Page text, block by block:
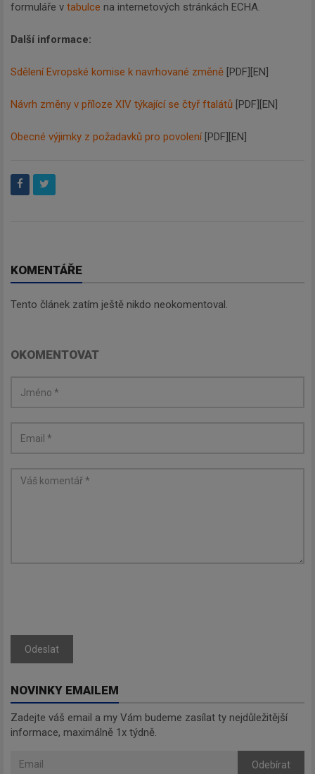
formuláře v tabulce na internetových stránkách ECHA.
Další informace:
Sdělení Evropské komise k navrhované změně [PDF][EN]
Návrh změny v příloze XIV týkající se čtyř ftalátů [PDF][EN]
Obecné výjimky z požadavků pro povolení[PDF][EN]
KOMENTÁŘE
Tento článek zatím ještě nikdo neokomentoval.
OKOMENTOVAT
Odeslat
NOVINKY EMAILEM
Zadejte váš email a my Vám budeme zasílat ty nejdůležitější
informace, maximálně 1x týdně.
Odebírat